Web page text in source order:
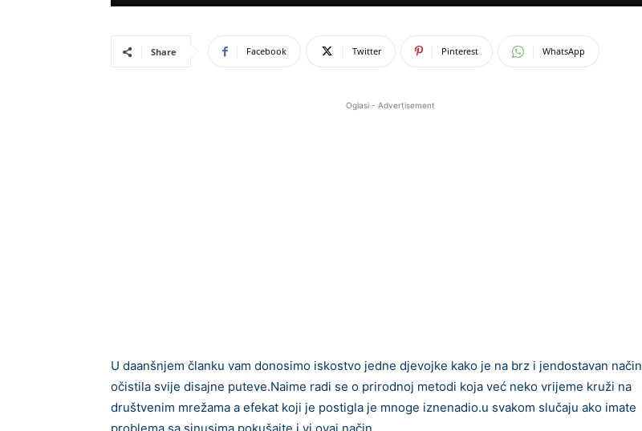
Share Facebook Twitter Pinterest WhatsApp
Oglasi - Advertisement
U daanšnjem članku vam donosimo iskostvo jedne djevojke kako je na brz i jendostavan način
očistila svije disajne puteve.Naime radi se o prirodnoj metodi koja već neko vrijeme kruži na
društvenim mrežama a efekat koji je postigla je mnoge iznenadio.u svakom slučaju ako imate